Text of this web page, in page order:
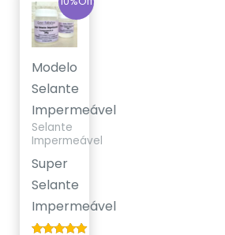
Modelo
Selante
Impermeável
Selante
Impermeável
Super
Selante
Impermeável
preço
original
era:
R$179,90.
preço
atual
é:
R$159,90.